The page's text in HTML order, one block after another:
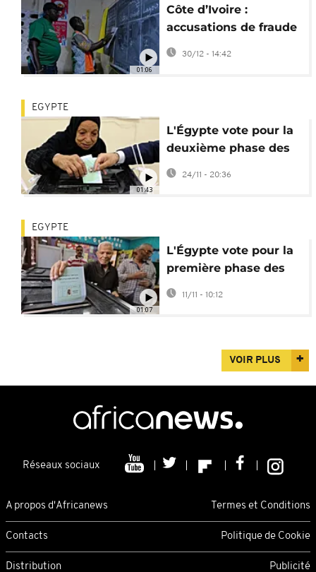
01:06
Côte d’Ivoire :
accusations de fraude
à la veille des
30/12 - 14:42
01:43
EGYPTE
L'Égypte vote pour la
deuxième phase des
élections législatives
24/11 - 20:36
01:07
EGYPTE
L'Égypte vote pour la
première phase des
élections législatives
11/11 - 10:12
VOIR PLUS
Réseaux sociaux
A propos d'Africanews Termes et Conditions
Contacts Politique de Cookie
Distribution Publicité